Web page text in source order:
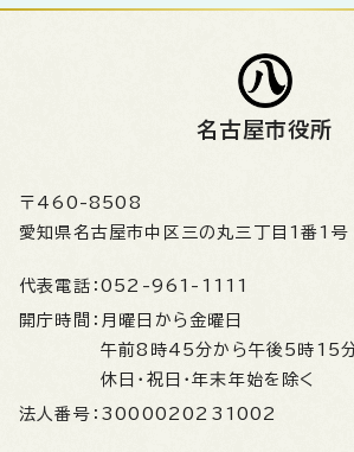
名古屋市役所
〒460-8508
愛知県名古屋市中区三の丸三丁目1番1号
代表電話： 052-961-1111
開庁時間： 月曜日から金曜日
午前8時45分から午後5時15
休日・祝日・年末年始を除く
法人番号： 3000020231002